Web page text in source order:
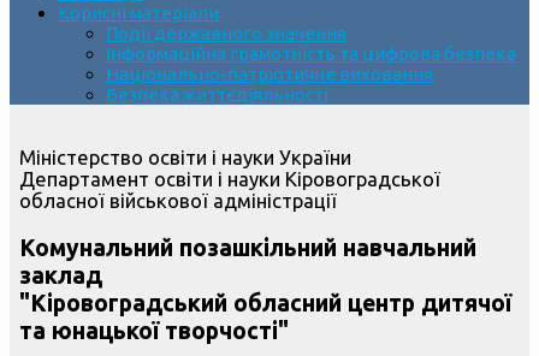
Корисні матеріали
Події державного значення
Інформаційна грамотність та цифрова безпека
Національно-патріотичне виховання
Безпека життєдіяльності
Міністерство освіти і науки України
Департамент освіти і науки Кіровоградської
обласної військової адміністрації
Комунальний позашкільний навчальний
заклад
"Кіровоградський обласний центр дитячої
та юнацької творчості"